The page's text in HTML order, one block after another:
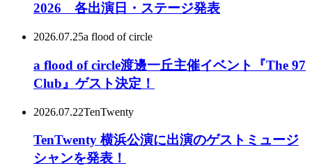
2026 各出演日・ステージ発表
2026.07.25a flood of circle
a flood of circle渡邊一丘主催イベント『The 97
Club』ゲスト決定！
2026.07.22TenTwenty
TenTwenty 横浜公演に出演のゲストミュージ
シャンを発表！